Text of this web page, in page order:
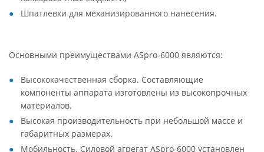
Шпатлевки для механизированного нанесения.
Основными преимуществами ASpro-6000 являются:
Высококачественная сборка. Составляющие
компоненты аппарата изготовлены из высокопрочных
материалов.
Высокая производительность при небольшой массе и
габаритных размерах.
Мобильность. Силовой агрегат ASpro-6000 установлен